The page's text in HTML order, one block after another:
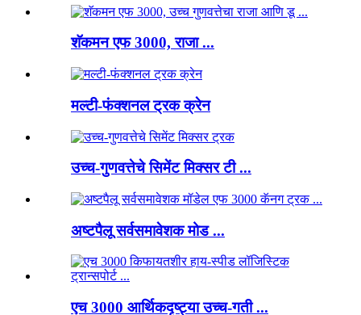
शॅकमन एफ 3000, राजा ...
मल्टी-फंक्शनल ट्रक क्रेन
उच्च-गुणवत्तेचे सिमेंट मिक्सर टी ...
अष्टपैलू सर्वसमावेशक मोड ...
एच 3000 आर्थिकदृष्ट्या उच्च-गती ...